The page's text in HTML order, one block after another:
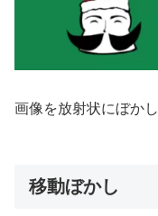
画像を放射状にぼか
移動ぼかし